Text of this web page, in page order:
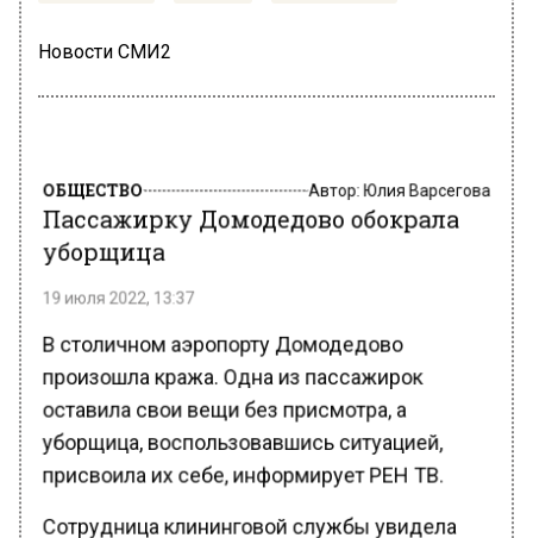
Новости СМИ2
Пассажирку Домодедово обокрала
уборщица
В столичном аэропорту Домодедово
произошла кража. Одна из пассажирок
оставила свои вещи без присмотра, а
уборщица, воспользовавшись ситуацией,
присвоила их себе, информирует РЕН ТВ.
Сотрудница клининговой службы увидела